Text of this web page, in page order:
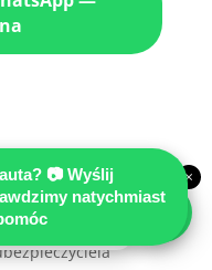
techniczne
📷 Wyślij
natychmiast
×
—
możemy